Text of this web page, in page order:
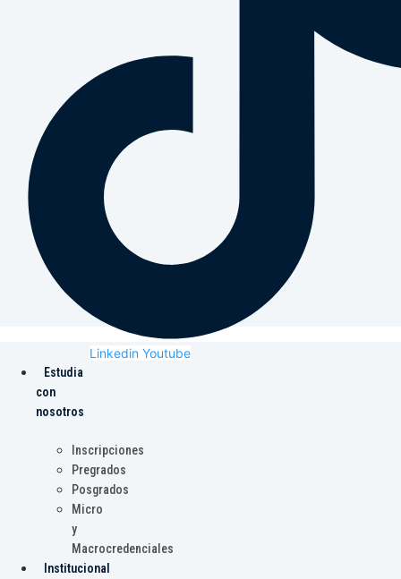
Linkedin Youtube
Estudia
con
nosotros
Inscripciones
Pregrados
Posgrados
Micro
y
Macrocredenciales
Institucional